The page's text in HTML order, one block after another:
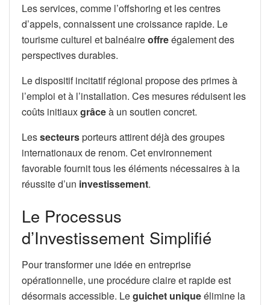
Les services, comme l’offshoring et les centres
d’appels, connaissent une croissance rapide. Le
tourisme culturel et balnéaireoffreégalement des
perspectives durables.
Le dispositif incitatif régional propose des primes à
l’emploi et à l’installation. Ces mesures réduisent les
coûts initiauxgrâceà un soutien concret.
Lessecteursporteurs attirent déjà des groupes
internationaux de renom. Cet environnement
favorable fournit tous les éléments nécessaires à la
réussite d’un investissement.
Le Processus
d’Investissement Simplifié
Pour transformer une idée en entreprise
opérationnelle, une procédure claire et rapide est
désormais accessible. Leguichet uniqueélimine la